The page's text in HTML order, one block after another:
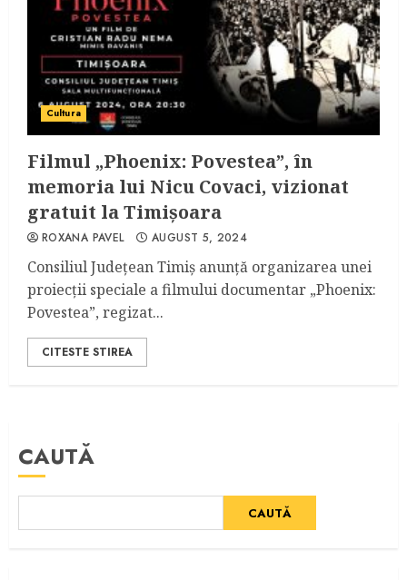
Cultura
Filmul „Phoenix: Povestea”, în
memoria lui Nicu Covaci, vizionat
gratuit la Timișoara
ROXANA PAVEL AUGUST 5, 2024
Consiliul Județean Timiș anunță organizarea unei
proiecții speciale a filmului documentar „Phoenix:
Povestea”, regizat...
CITESTE STIREA
CAUTĂ
CAUTĂ